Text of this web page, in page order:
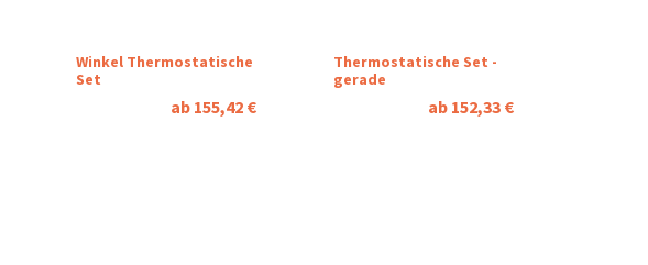
Winkel Thermostatische
Set
ab 155,42 €
Thermostatische Set -
gerade
ab 152,33 €